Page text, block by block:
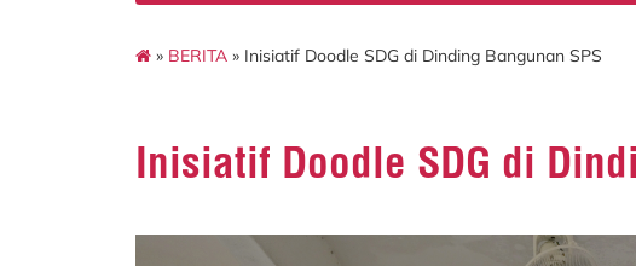
» BERITA » Inisiatif Doodle SDG di Dinding Bangunan SPS
Inisiatif Doodle SDG di